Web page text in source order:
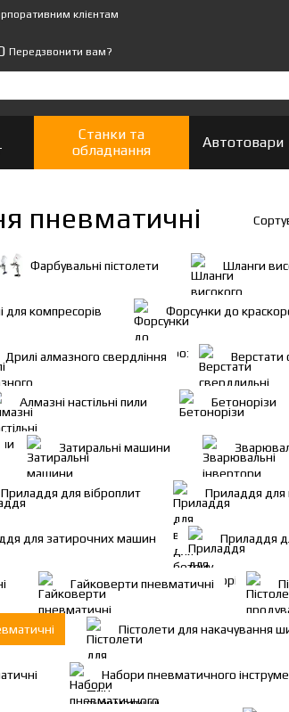
клієнтам
Передзвонити вам?
Станки та
обладнання
Автотовари
пневматичні
Фарбувальні пістолети Шланги
для компресорів Форсунки до
Дрилі алмазного свердління Верстати
Алмазні настільні пили Бетонорізи
Затиральні машини
Приладдя для віброплит Приладдя для
для затирочниx машин Приладдя
Гайковерти пневматичні
Пістолети для накачування
Набори пневматичного